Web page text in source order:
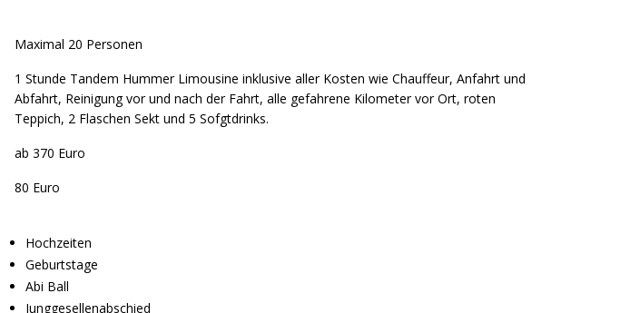
Maximal 20 Personen
1 Stunde Tandem Hummer Limousine inklusive aller Kosten wie Chauffeur, Anfahrt und
Abfahrt, Reinigung vor und nach der Fahrt, alle gefahrene Kilometer vor Ort, roten
Teppich, 2 Flaschen Sekt und 5 Sofgtdrinks.
ab 370 Euro
80 Euro
Hochzeiten
Geburtstage
Abi Ball
Junggesellenabschied